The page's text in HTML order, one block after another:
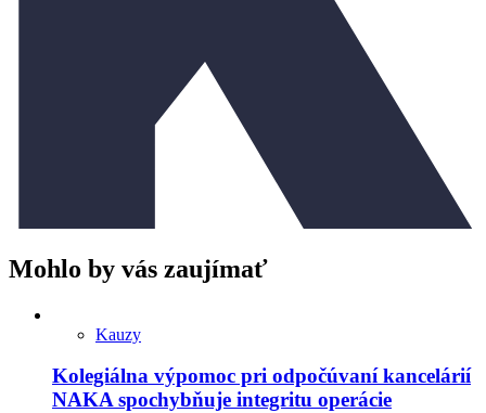
Mohlo by vás zaujímať
Kauzy
Kolegiálna výpomoc pri odpočúvaní kancelárií
NAKA spochybňuje integritu operácie